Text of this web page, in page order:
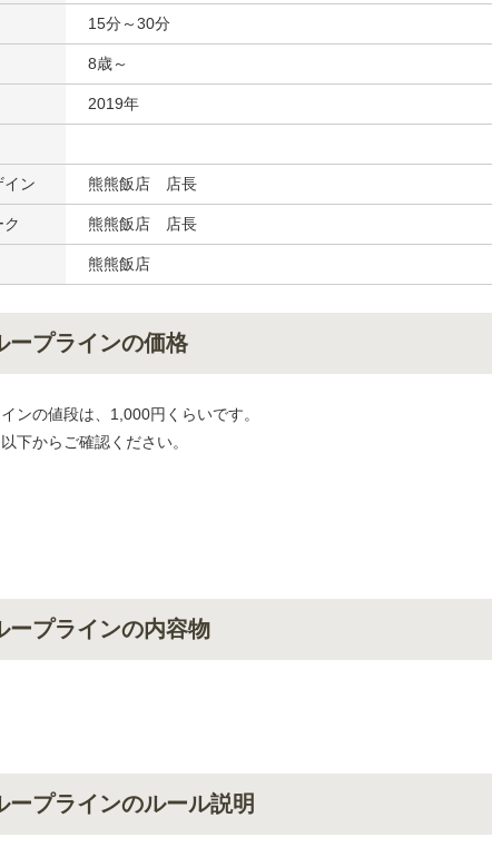
15分～30分
8歳～
2019年
イン 熊熊飯店 店長
熊熊飯店 店長
熊熊飯店
ープラインの価格
ンの値段は、1,000円くらいです。
下からご確認ください。
ープラインの内容物
ープラインのルール説明